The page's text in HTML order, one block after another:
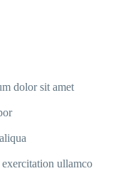
dolor sit amet
ullamco